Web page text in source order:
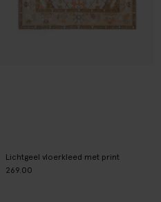
Lichtgeel vloerkleed met print
269.00